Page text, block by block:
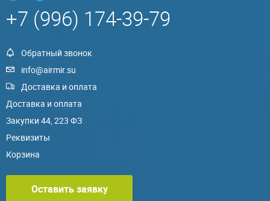
+7 (996) 174-39-79
Обратный звонок
info@airmir.su
Доставка и оплата
Доставка и оплата
Закупки 44, 223 ФЗ
Реквизиты
Корзина
Оставить заявку